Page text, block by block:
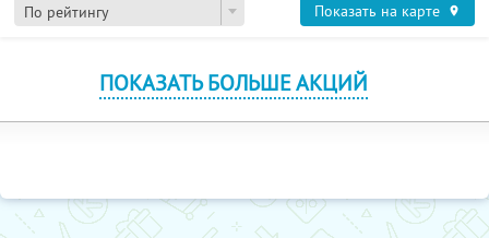
По рейтингу Показать на карте
ПОКАЗАТЬ БОЛЬШЕ АКЦИЙ